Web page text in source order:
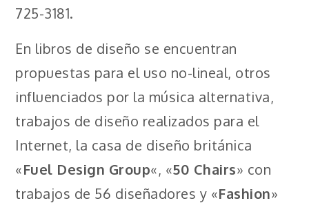
725-3181.
En libros de diseño se encuentran
propuestas para el uso no-lineal, otros
influenciados por la música alternativa,
trabajos de diseño realizados para el
Internet, la casa de diseño británica
«Fuel Design Group«, «50 Chairs» con
trabajos de 56 diseñadores y «Fashion»